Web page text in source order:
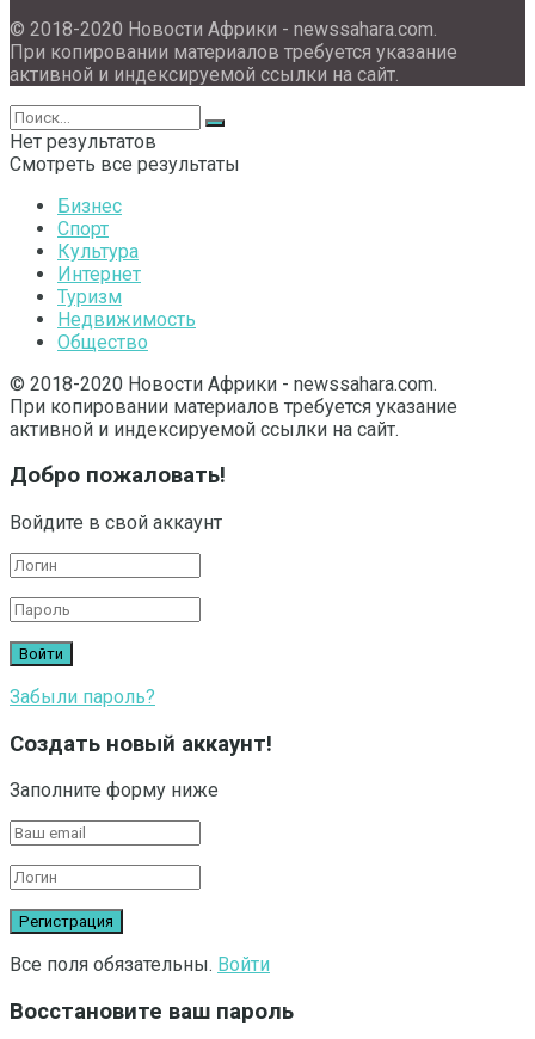
© 2018-2020 Новости Африки - newssahara.com.
При копировании материалов требуется указание
активной и индексируемой ссылки на сайт.
Нет результатов
Смотреть все результаты
Бизнес
Спорт
Культура
Интернет
Туризм
Недвижимость
Общество
© 2018-2020 Новости Африки - newssahara.com.
При копировании материалов требуется указание
активной и индексируемой ссылки на сайт.
Добро пожаловать!
Войдите в свой аккаунт
Забыли пароль?
Создать новый аккаунт!
Заполните форму ниже
Все поля обязательны. Войти
Восстановите ваш пароль